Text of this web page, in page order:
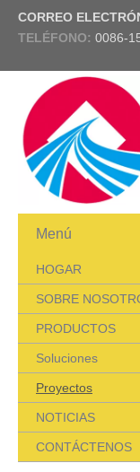
CORREO
TELÉFONO: 0086-
Menú
HOGAR
SOBRE
PRODUCTOS
Soluciones
Proyectos
NOTICIAS
CONTÁCTENOS